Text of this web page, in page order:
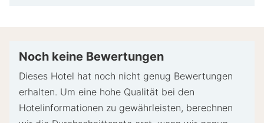
bar für unvorhergesehene Aufwendungen verlangt.
versucht, Sonderwünschen entgegenzukommen,
sie können jedoch nicht garantiert werden.
Eventuell fallen zusätzliche Gebühren an.
Noch keine Bewertungen
Dieses Hotel hat noch nicht genug Bewertungen
erhalten. Um eine hohe Qualität bei den
Hotelinformationen zu gewährleisten, berechnen